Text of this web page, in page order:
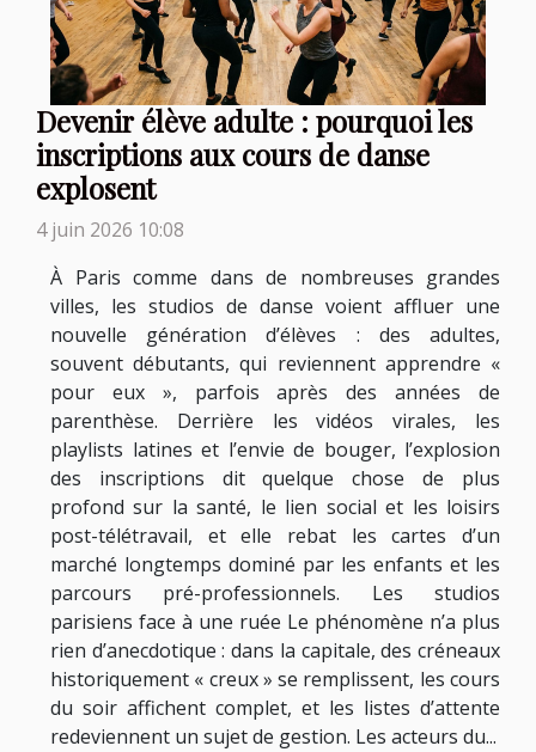
Devenir élève adulte : pourquoi les
inscriptions aux cours de danse
explosent
4 juin 2026 10:08
À Paris comme dans de nombreuses grandes
villes, les studios de danse voient affluer une
nouvelle génération d’élèves : des adultes,
souvent débutants, qui reviennent apprendre «
pour eux », parfois après des années de
parenthèse. Derrière les vidéos virales, les
playlists latines et l’envie de bouger, l’explosion
des inscriptions dit quelque chose de plus
profond sur la santé, le lien social et les loisirs
post-télétravail, et elle rebat les cartes d’un
marché longtemps dominé par les enfants et les
parcours pré-professionnels. Les studios
parisiens face à une ruée Le phénomène n’a plus
rien d’anecdotique : dans la capitale, des créneaux
historiquement « creux » se remplissent, les cours
du soir affichent complet, et les listes d’attente
redeviennent un sujet de gestion. Les acteurs du...